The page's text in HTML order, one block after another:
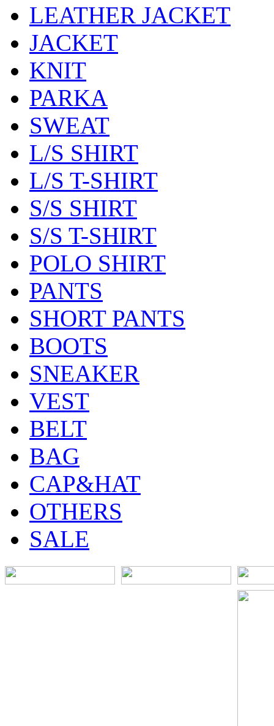
LEATHER JACKET
JACKET
KNIT
PARKA
SWEAT
L/S SHIRT
L/S T-SHIRT
S/S SHIRT
S/S T-SHIRT
POLO SHIRT
PANTS
SHORT PANTS
BOOTS
SNEAKER
VEST
BELT
BAG
CAP&HAT
OTHERS
SALE